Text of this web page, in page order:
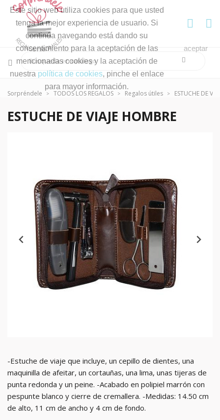
Este sitio web utiliza cookies para que usted
tenga la mejor experiencia de usuario. Si
continúa navegando está dando su
consentimiento para la aceptación de las
mencionadas cookies y la aceptación de
nuestra política de cookies, pinche el enlace
para mayor información.
aceptar
Sorpréndele TODOS LOS REGALOS Regalos útiles ESTUCHE DE
ESTUCHE DE VIAJE HOMBRE
-Estuche de viaje que incluye, un cepillo de dientes, una
maquinilla de afeitar, un cortauñas, una lima, unas tijeras de
punta redonda y un peine. -Acabado en polipiel marrón con
pespunte blanco y cierre de cremallera. -Medidas: 14.50 cm
de alto, 11 cm de ancho y 4 cm de fondo.